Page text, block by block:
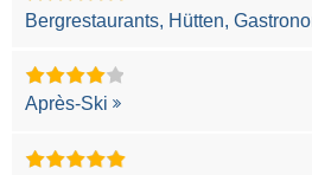
Bergrestaurants, Hütten,
Après-Ski